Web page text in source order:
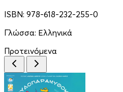
ISBN: 978-618-232-255-0
Γλώσσα: Ελληνικά
Προτεινόμενα